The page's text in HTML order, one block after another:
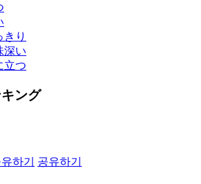
きり
深い
立つ
ング
하기 공유하기